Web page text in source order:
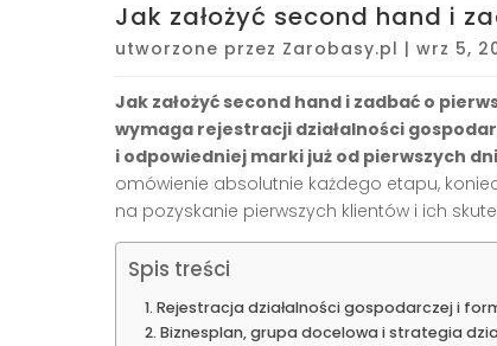
Jak założyć second hand i
utworzone przez Zarobasy.pl | wrz 5,
Jak założyć second hand i zadbać o
wymaga rejestracji działalności
i odpowiedniej marki już od pierwszych
omówienie absolutnie każdego etapu,
na pozyskanie pierwszych klientów i ich
Spis treści
Rejestracja działalności gospodarczej i
Biznesplan, grupa docelowa i strategia